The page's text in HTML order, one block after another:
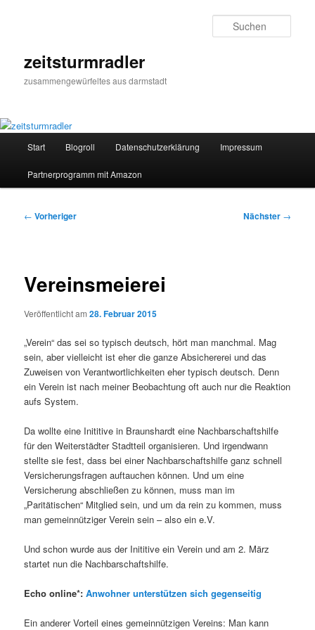
zeitsturmradler
zusammengewürfeltes aus darmstadt
Start Blogroll Datenschutzerklärung Impressum
Partnerprogramm mit Amazon
Beitragsnavigation
← Vorheriger Nächster →
Vereinsmeierei
Veröffentlicht am28. Februar 2015
„Verein“ das sei so typisch deutsch, hört man manchmal. Mag
sein, aber vielleicht ist eher die ganze Absichererei und das
Zuweisen von Verantwortlichkeiten eher typisch deutsch. Denn
ein Verein ist nach meiner Beobachtung oft auch nur die Reaktion
aufs System.
Da wollte eine Inititive in Braunshardt eine Nachbarschaftshilfe
für den Weiterstädter Stadtteil organisieren. Und irgendwann
stellte sie fest, dass bei einer Nachbarschaftshilfe ganz schnell
Versicherungsfragen auftauchen können. Und um eine
Versicherung abschließen zu können, muss man im
„Paritätischen“ Mitglied sein, und um da rein zu kommen, muss
man gemeinnütziger Verein sein – also ein e.V.
Und schon wurde aus der Inititive ein Verein und am 2. März
startet nun die Nachbarschaftshilfe.
Echo online*:Anwohner unterstützen sich gegenseitig
Ein anderer Vorteil eines gemeinnützigen Vereins: Man kann